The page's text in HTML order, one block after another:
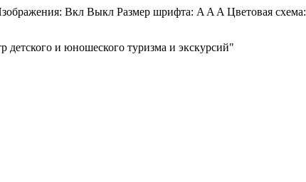
Вкл Выкл Размер шрифта: A A A Цветовая схема:
и юношеского туризма и экскурсий"